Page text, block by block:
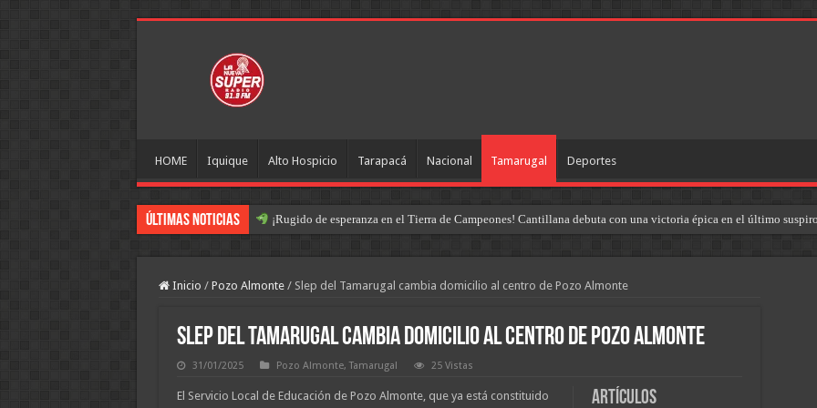
HOME Iquique Alto Hospicio Tarapacá Nacional Tamarugal Deportes
Últimas Noticias ¡Rugido de esperanza en el Tierra de Campeones! Cantillana debuta con una victoria épica en el último
Inicio / Pozo Almonte / Slep del Tamarugal cambia domicilio al centro de Pozo Almonte
Slep del Tamarugal cambia domicilio al centro de Pozo Almonte
31/01/2025 Pozo Almonte, Tamarugal 25 Vistas
Artículos
El Servicio Local de Educación de Pozo Almonte, que ya está constituido